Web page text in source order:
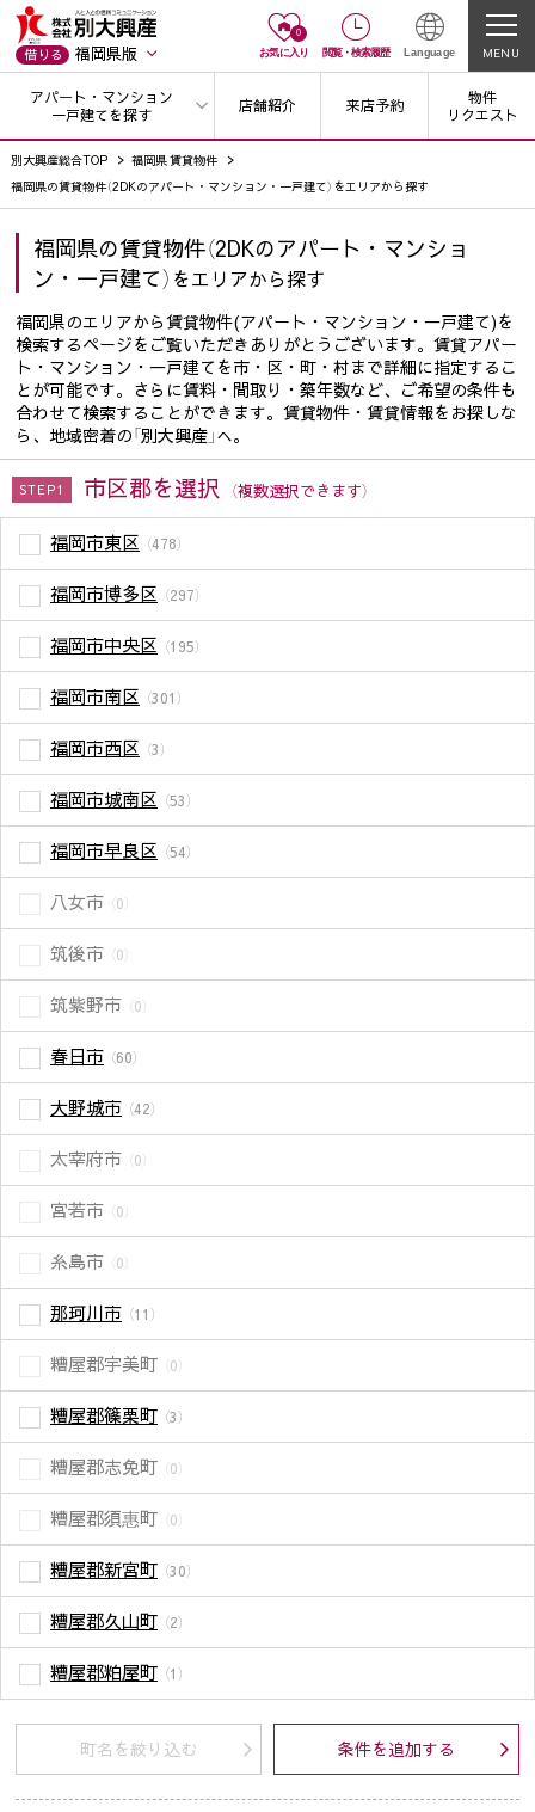
借りる 福岡県版
0
お気に入り 閲覧・ 検索履歴 Language MENU
アパート・マンション
一戸建てを探す
店舗紹介 来店予約
物件
リクエスト
別大興産総合TOP
福岡県 賃貸物件
福岡県の賃貸物件（2DKのアパート・マンション・一戸建て）をエリアから探す
福岡県の賃貸物件（2DKのアパート・マンショ
ン・一戸建て） をエリアから探す
福岡県のエリアから賃貸物件(アパート・マンション・一戸建て)を
検索するページをご覧いただきありがとうございます。賃貸アパー
ト・マンション・一戸建てを市・区・町・村まで詳細に指定するこ
とが可能です。さらに賃料・間取り・築年数など、ご希望の条件も
合わせて検索することができます。賃貸物件・賃貸情報をお探しな
ら、地域密着の「別大興産」へ。
STEP1 市区郡を選択 （複数選択できます）
福岡市東区 （478）
福岡市博多区 （297）
福岡市中央区 （195）
福岡市南区 （301）
福岡市西区 （3）
福岡市城南区 （53）
福岡市早良区 （54）
八女市 （0）
筑後市 （0）
筑紫野市 （0）
春日市 （60）
大野城市 （42）
太宰府市 （0）
宮若市 （0）
糸島市 （0）
那珂川市 （11）
糟屋郡宇美町 （0）
糟屋郡篠栗町 （3）
糟屋郡志免町 （0）
糟屋郡須惠町 （0）
糟屋郡新宮町 （30）
糟屋郡久山町 （2）
糟屋郡粕屋町 （1）
町名を絞り込む 条件を追加する